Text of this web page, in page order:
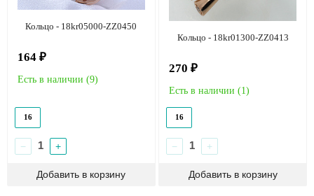
Кольцо - 18kr05000-ZZ0450
164 ₽
Есть в наличии (9)
16
− +
Кольцо - 18kr01300-ZZ0413
270 ₽
Есть в наличии (1)
16
− +